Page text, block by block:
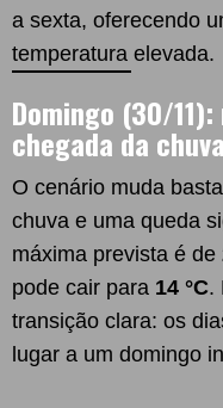
a sexta, oferecendo
temperatura elevada.
Domingo (30/
chegada da chuva
O cenário muda
chuva e uma queda
máxima prevista é de
pode cair para 14 °C.
transição clara: os
lugar a um domingo